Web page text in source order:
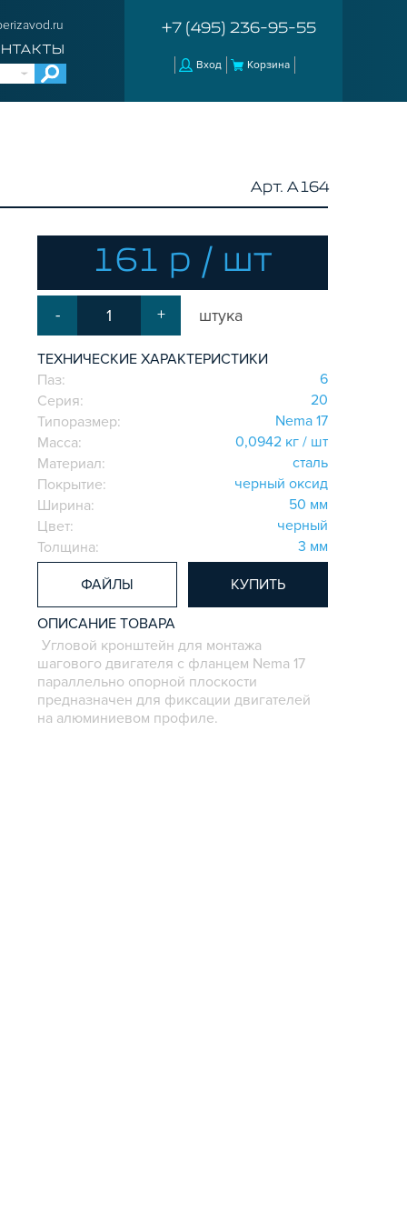
+7 (495) 236-95-55
Вход Корзина
Арт. A164
161 р / шт
- + штука
ТЕХНИЧЕСКИЕ ХАРАКТЕРИСТИКИ
Паз:
6
Серия:
20
Типоразмер:
Nema 17
Масса:
0,0942 кг / шт
Материал:
сталь
Покрытие:
черный оксид
Ширина:
50 мм
Цвет:
черный
Толщина:
3 мм
ФАЙЛЫ КУПИТЬ
ОПИСАНИЕ ТОВАРА
Угловой кронштейн для монтажа
шагового двигателя с фланцем Nema 17
параллельно опорной плоскости
предназначен для фиксации двигателей
на алюминиевом профиле.